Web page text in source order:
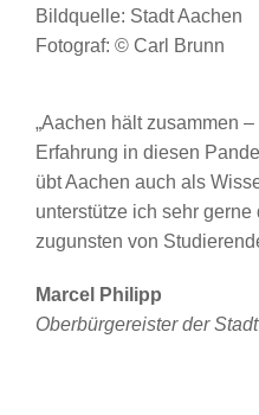
Bildquelle: Stadt Aachen
Fotograf: © Carl Brunn
„Aachen hält zusammen
Erfahrung in diesen
übt Aachen auch als
unterstütze ich sehr
zugunsten von
Marcel Philipp
Oberbürgereister der